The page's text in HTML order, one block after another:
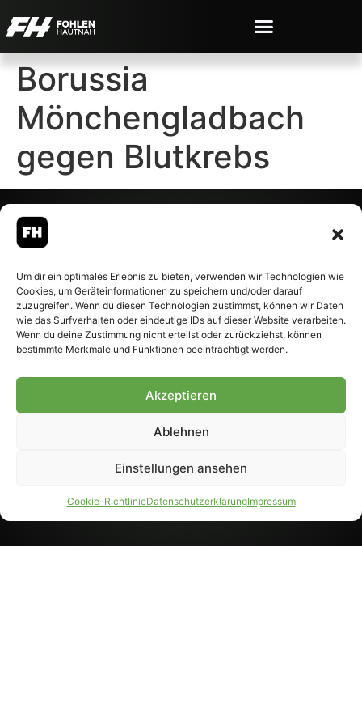
Um dir ein optimales Erlebnis zu bieten, verwenden wir Technologien wie
Cookies, um Geräteinformationen zu speichern und/oder darauf
zuzugreifen. Wenn du diesen Technologien zustimmst, können wir Daten
wie das Surfverhalten oder eindeutige IDs auf dieser Website verarbeiten.
Wenn du deine Zustimmung nicht erteilst oder zurückziehst, können
bestimmte Merkmale und Funktionen beeinträchtigt werden.
Akzeptieren
Ablehnen
Einstellungen ansehen
Cookie-RichtlinieDatenschutzerklärungImpressum
Borussia
Mönchengladbach
gegen Blutkrebs
– Alle rechte vorbehalten.
Fohlen-Hautnah.de ist ein
offiziell eingetragenes Magazin
bei der Deutschen
Nationalbibliothek (ISSN 1868-
Weiterverarbeitung, auch
Genehmigung.
PARTNER WERDEN
AGB